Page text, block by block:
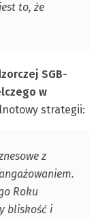
to, że
SGB-
w
strategii:
z
Roku
bliskość i